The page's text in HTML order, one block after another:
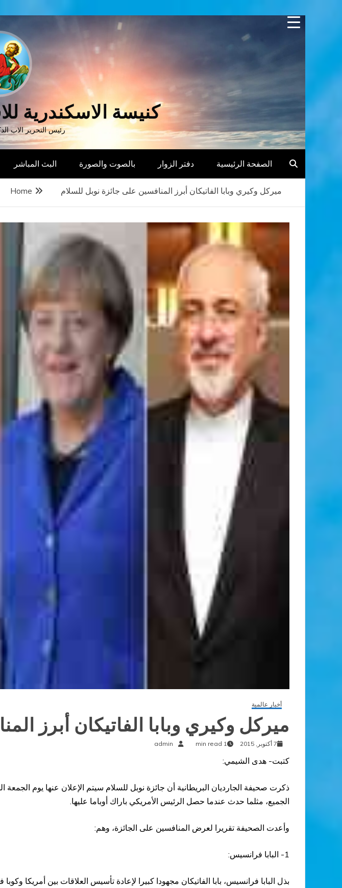
Skip
كنيسة الاسكندرية
رئيس التحرير الاب
الصفحة الرئيسية دفتر الزوار بالصوت والصورة البث المباشر
Home ميركل وكيري وبابا الفاتيكان أبرز المنافسين على جائزة نوبل للسلام
أخبار عالمية
ميركل وكيري وبابا الفاتيكان أبرز
7 أكتوبر, 2015 1 min read
admin
كتبت- هدى الشيمي:
ذكرت صحيفة الجارديان البريطانية أن جائزة نوبل للسلام سيتم الإعلان عنها يوم الجمعة
الجميع، مثلما حدث عندما حصل الرئيس الأمريكي باراك أوباما عليها.
وأعدت الصحيفة تقريرا لعرض المنافسين على الجائزة، وهم:
1- البابا فرانسيس:
بذل البابا فرانسيس، بابا الفاتيكان مجهودا كبيرا لإعادة تأسيس العلاقات بين أمريكا